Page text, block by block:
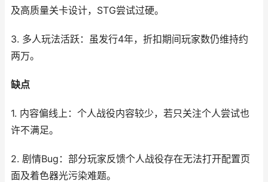
及高质量关卡设计，STG尝试过硬。
3. 多人玩法活跃：虽发行4年，折扣期间玩家数仍维持约
两万。
缺点
1. 内容偏线上：个人战役内容较少，若只关注个人尝试也
许不满足。
2. 剧情Bug：部分玩家反馈个人战役存在无法打开配置页
面及着色器光污染难题。